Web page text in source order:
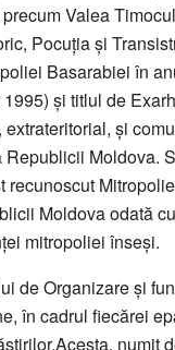
Valea
Pocuția și
Basarabiei în
și titlul de
și
Republicii Moldova.
recunoscut
Moldova odată
mitropoliei înseși.
de Organizare și
în cadrul fiecărei
numit